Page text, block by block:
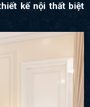
kế nội thất biệt